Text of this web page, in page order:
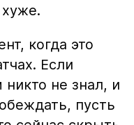
хуже.
когда это
Если
не знал, и
пусть